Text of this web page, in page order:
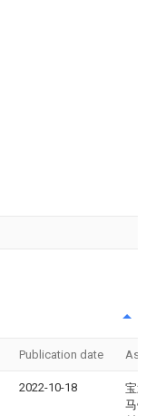
Publication date
2022-10-18
宝武
马钢